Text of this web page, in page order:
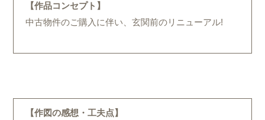
【作品コンセプト】
中古物件のご購入に伴い、玄関前のリニューアル!
【作図の感想・工夫点】